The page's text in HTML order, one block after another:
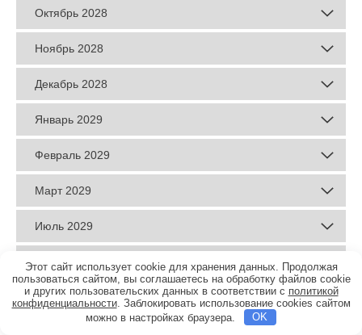
Октябрь 2028
Ноябрь 2028
Декабрь 2028
Январь 2029
Февраль 2029
Март 2029
Июль 2029
Август 2029
Сентябрь 2029
Этот сайт использует cookie для хранения данных. Продолжая
пользоваться сайтом, вы соглашаетесь на обработку файлов cookie
и других пользовательских данных в соответствии с политикой
конфиденциальности. Заблокировать использование cookies сайтом
можно в настройках браузера.
OK